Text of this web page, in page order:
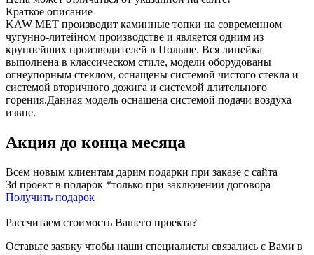
Краткое описание
KAW MET производит каминные топки на современном
чугунно-литейном производстве и является одним из
крупнейших производителей в Польше. Вся линейка
выполнена в классическом стиле, модели оборудованы
огнеупорным стеклом, оснащены системой чистого стекла и
системой вторичного дожига и системой длительного
горения.Данная модель оснащена системой подачи воздуха
извне.
Акция до конца месяца
Всем новым клиентам дарим подарки при заказе с сайта
3d проект в подарок *только при заключении договора
Получить подарок
Рассчитаем стоимость Вашего проекта?
Оставьте заявку чтобы наши специалисты связались с Вами в